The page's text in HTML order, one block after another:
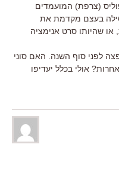
(צרפת) המועמדים
בעצם מקדמת את
או שהיותו סרט אנימציה
לפני סוף השנה. האם סוני
אולי בכלל יעדיפו